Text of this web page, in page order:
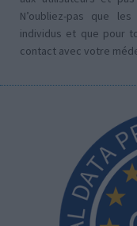
N’oubliez-pas que
individus et que pour
contact avec votre